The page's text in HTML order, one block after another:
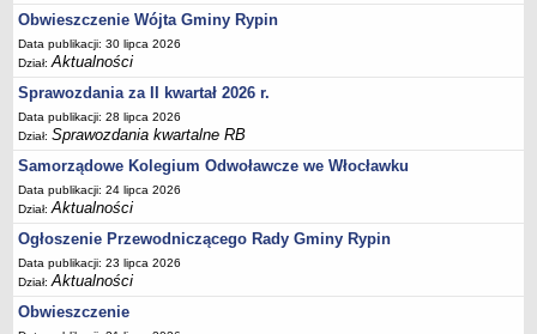
Imienne wykazy głosowań radnych
Postać dokumentów
Akty Prawne, Dzienniki Ustaw, Monitory Polskie
Zarządzenia
Studium uwarunkowań i kierunków zagospodarowania
przestrzennego
Dane przestrzenne - MPZP
Stałe obwody głosowania, numery, granice oraz siedziby
obwodowych komisji wyborczych, opis granic okręgów wyborczych
Plan ogólny gminy Rypin
Obwieszczenie Wójta Gminy Rypin
Data publikacji: 30 lipca 2026
Dział:Aktualności
Sprawozdania za II kwartał 2026 r.
Data publikacji: 28 lipca 2026
Dział:Sprawozdania kwartalne RB
Samorządowe Kolegium Odwoławcze we Włocławku
Data publikacji: 24 lipca 2026
Dział:Aktualności
Ogłoszenie Przewodniczącego Rady Gminy Rypin
Data publikacji: 23 lipca 2026
Dział:Aktualności
Obwieszczenie